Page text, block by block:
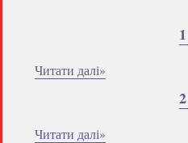
1
Читати далі»
2
Читати далі»